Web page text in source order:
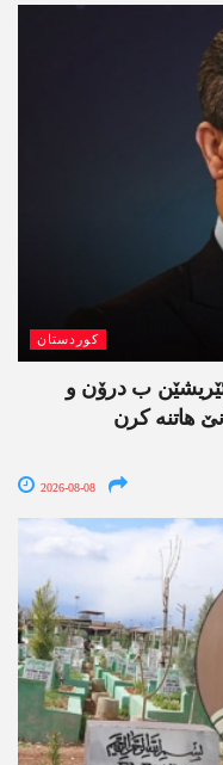
کوردستان
ب درۆن و
ھاتنە کرن
2026-08-08